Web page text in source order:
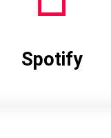
Spotify